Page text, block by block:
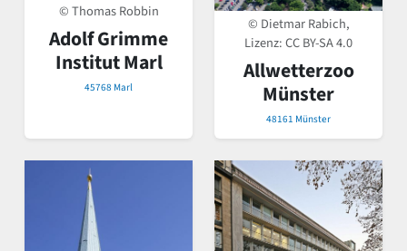
© Thomas Robbin
Adolf Grimme
Institut Marl
45768 Marl
© Dietmar Rabich,
Lizenz:CC BY-SA 4.0
Allwetterzoo
Münster
48161 Münster